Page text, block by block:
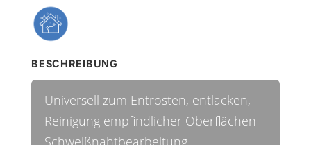
BESCHREIBUNG
Universell zum Entrosten, entlacken,
Reinigung empfindlicher Oberflächen